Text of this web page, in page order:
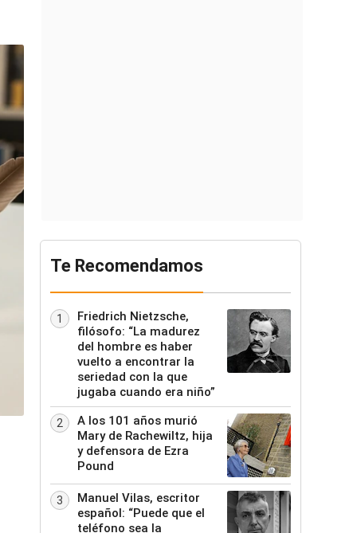
Te Recomendamos
1
Friedrich Nietzsche,
filósofo: “La madurez
del hombre es haber
vuelto a encontrar la
seriedad con la que
jugaba cuando era niño”
2
A los 101 años murió
Mary de Rachewiltz, hija
y defensora de Ezra
Pound
3
Manuel Vilas, escritor
español: “Puede que el
teléfono sea la